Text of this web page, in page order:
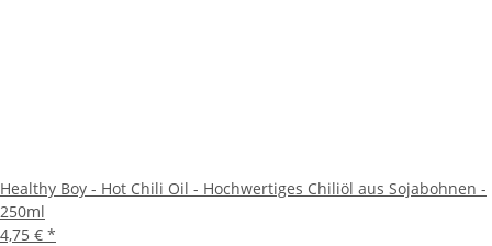
Healthy Boy - Hot Chili Oil - Hochwertiges Chiliöl aus Sojabohnen -
250ml
4,75 € *